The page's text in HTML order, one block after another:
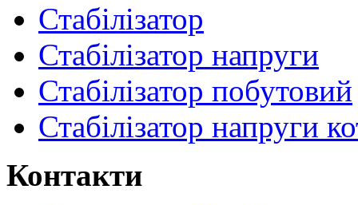
Стабілізатор
Стабілізатор напруги
Стабілізатор побутовий
Стабілізатор напруги
Контакти